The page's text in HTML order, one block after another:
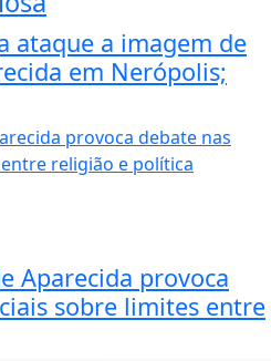
ataque a imagem de
em Nerópolis;
Aparecida provoca
sobre limites entre